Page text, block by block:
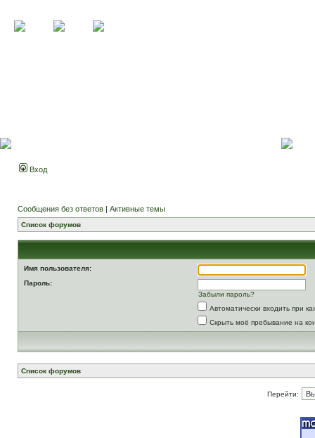
Вход
Сообщения без ответов | Активные темы
Список форумов
Имя пользователя:
Пароль:
Забыли пароль?
Автоматически входить при
Скрыть моё пребывание на
Список форумов
Перейти: